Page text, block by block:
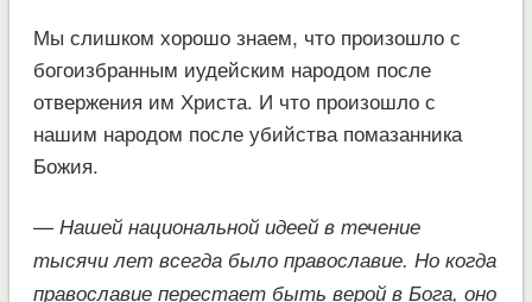
Мы слишком хорошо знаем, что произошло с
богоизбранным иудейским народом после
отвержения им Христа. И что произошло с
нашим народом после убийства помазанника
Божия.
— Нашей национальной идеей в течение
тысячи лет всегда было православие. Но когда
православие перестает быть верой в Бога, оно